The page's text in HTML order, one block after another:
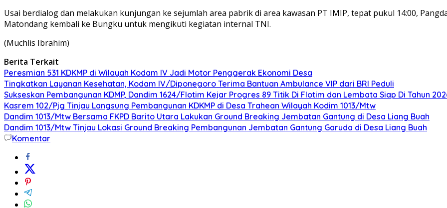
Usai berdialog dan melakukan kunjungan ke sejumlah area pabrik di area kawasan PT IMIP, tepat pukul 14:00,
Matondang kembali ke Bungku untuk mengikuti kegiatan internal TNI.
(Muchlis Ibrahim)
Berita Terkait
Peresmian 531 KDKMP di Wilayah Kodam IV Jadi Motor Penggerak Ekonomi Desa
Tingkatkan Layanan Kesehatan, Kodam IV/Diponegoro Terima Bantuan Ambulance VIP dari BRI Peduli
Sukseskan Pembangunan KDMP, Dandim 1624/Flotim Kejar Progres 89 Titik Di Flotim dan Lembata Siap Di Tahun
Kasrem 102/Pjg Tinjau Langsung Pembangunan KDKMP di Desa Trahean Wilayah Kodim 1013/Mtw
Dandim 1013/Mtw Bersama FKPD Barito Utara Lakukan Ground Breaking Jembatan Gantung di Desa Liang Buah
Dandim 1013/Mtw Tinjau Lokasi Ground Breaking Pembangunan Jembatan Gantung Garuda di Desa Liang Buah
Komentar